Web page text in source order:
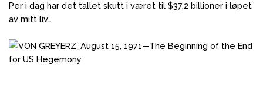
Per i dag har det tallet skutt i været til $37,2 billioner i løpet
av mitt liv…